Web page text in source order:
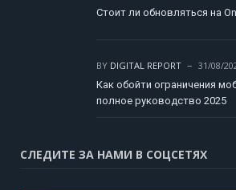
Стоит ли обновляться на
BY DIGITAL REPORT
31/08/
Как обойти ограничения
полное руководство 2025
СЛЕДИТЕ ЗА НАМИ В СОЦСЕТЯХ